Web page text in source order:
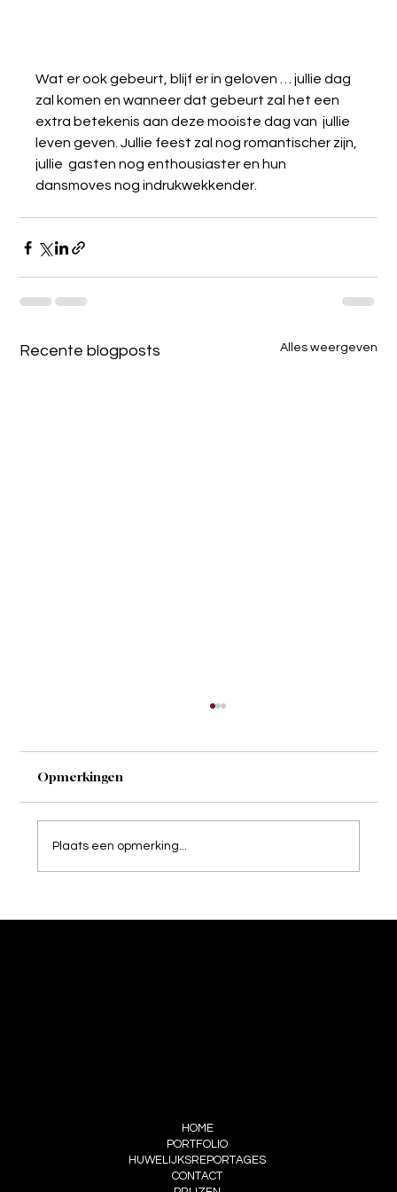
Wat er ook gebeurt, blijf er in geloven … jullie dag
zal komen en wanneer dat gebeurt zal het een
extra betekenis aan deze mooiste dag van  jullie
leven geven. Jullie feest zal nog romantischer zijn,
jullie  gasten nog enthousiaster en hun
dansmoves nog indrukwekkender.
Recente blogposts Alles weergeven
Opmerkingen
Plaats een opmerking...
HOME
PORTFOLIO
HUWELIJKSREPORTAGES
CONTACT